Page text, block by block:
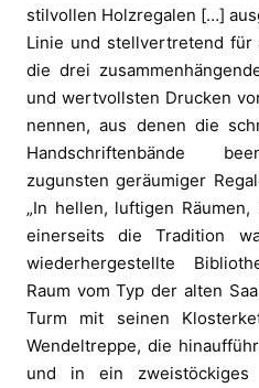
stilvollen Holzregalen […]
Linie und stellvertretend
die drei
und wertvollsten Drucken
nennen, aus denen die
Handschriftenbände
zugunsten geräumiger
„In hellen, luftigen Räumen,
einerseits die Tradition
wiederhergestellte
Raum vom Typ der alten
Turm mit seinen
Wendeltreppe, die
und in ein zweistöckiges